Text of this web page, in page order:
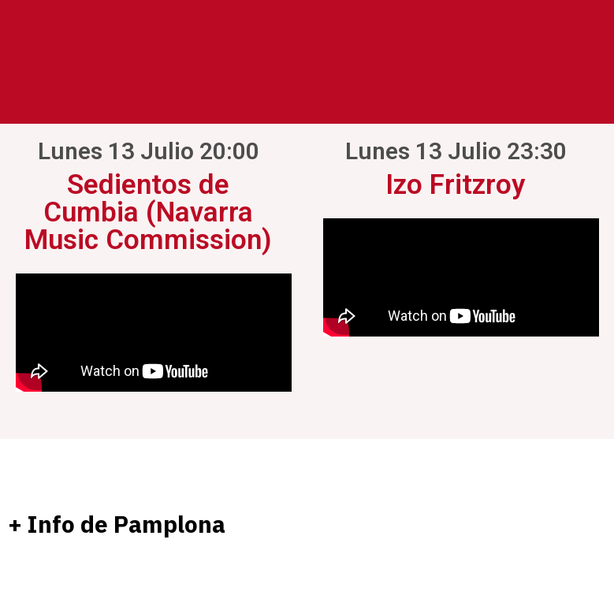
Lunes 13 Julio 20:00
Sedientos de
Cumbia (Navarra
Music Commission)
Lunes 13 Julio 23:30
Izo Fritzroy
+ Info de Pamplona